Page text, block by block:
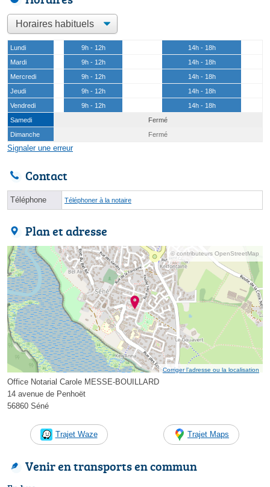
Lundi 9h - 12h
14h - 18h
Mardi
9h - 12h
14h - 18h
Mercredi
9h - 12h
14h - 18h
Jeudi
9h - 12h
14h - 18h
Vendredi
9h - 12h
14h - 18h
Samedi
Fermé
Dimanche
Fermé
Signaler une erreur
Contact
Téléphone Téléphoner à la notaire
Plan et adresse
© contributeurs OpenStreetMap
Corriger l’adresse ou la localisation
Office Notarial Carole MESSE-BOUILLARD
14 avenue de Penhoët
56860 Séné
Trajet Waze Trajet Maps
Venir en transports en commun